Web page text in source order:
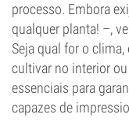
processo. Embora
qualquer planta! –,
Seja qual for o
cultivar no interior
essenciais para
capazes de